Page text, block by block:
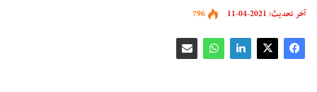
آخر تحديث: 2021-04-11 796